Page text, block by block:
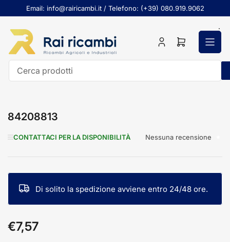
al
contenuto
Email: info@rairicambi.it / Telefono: (+39) 080.919.9062
AccediApri
84208813
CONTATTACI PER LA DISPONIBILITÀ Nessuna recensione
Di solito la spedizione avviene entro 24/48 ore.
Prezzo
standard
€7,57